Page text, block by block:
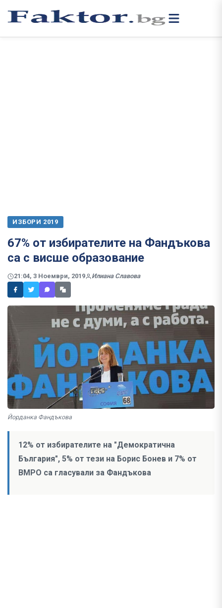
ИЗБОРИ 2019
67% от избирателите на Фандъкова
са с висше образование
21:04, 3 Ноември, 2019 Илиана Славова
Йорданка Фандъкова
12% от избирателите на "Демократична
България", 5% от тези на Борис Бонев и 7% от
ВМРО са гласували за Фандъкова